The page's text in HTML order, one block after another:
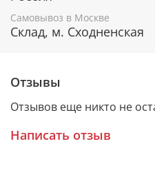
святое небесное
называют архистратигом,
воинства и почитают
Гарантия
К каждому живописному
номерное свидетельство,
Самовывоз в Москве
Склад, м. Сходненская
Отзывы
Отзывов еще никто не
Написать отзыв